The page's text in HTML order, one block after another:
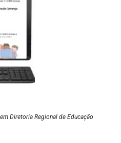
Diretoria Regional de Educação